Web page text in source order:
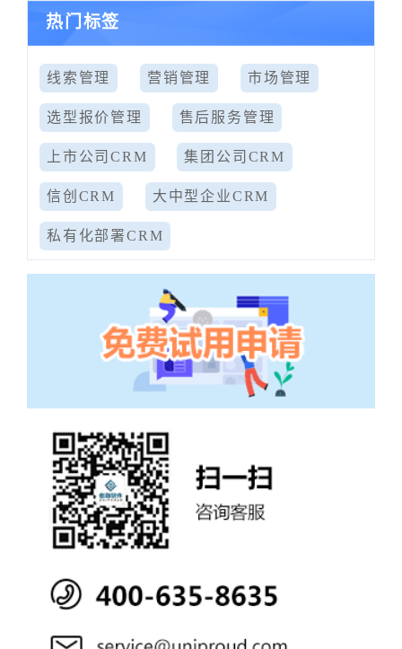
热门标签
线索管理 营销管理 市场管理
选型报价管理 售后服务管理
上市公司CRM 集团公司CRM
信创CRM 大中型企业CRM
私有化部署CRM